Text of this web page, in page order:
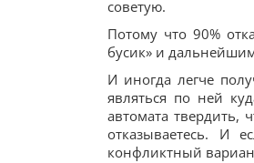
советую.
Потому что 90%
бусик» и
И иногда легче
являться по ней
автомата
отказываетесь. И
конфликтный